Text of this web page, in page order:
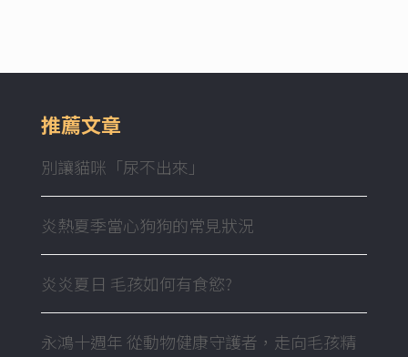
推薦文章
別讓貓咪「尿不出來」
炎熱夏季當心狗狗的常見狀況
炎炎夏日 毛孩如何有食慾?
永鴻十週年 從動物健康守護者，走向毛孩精